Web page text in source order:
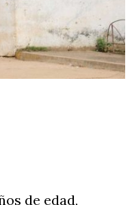
de edad,